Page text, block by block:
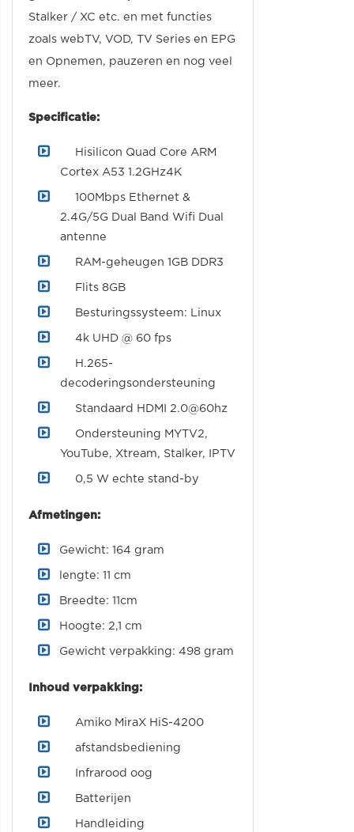
Stalker / XC etc. en met functies
zoals webTV, VOD, TV Series en EPG
en Opnemen, pauzeren en nog veel
meer.
Specificatie:
Hisilicon Quad Core ARM
Cortex A53 1.2GHz4K
100Mbps Ethernet &
2.4G/5G Dual Band Wifi Dual
antenne
RAM-geheugen 1GB DDR3
Flits 8GB
Besturingssysteem: Linux
4k UHD @ 60 fps
H.265-
decoderingsondersteuning
Standaard HDMI 2.0@60hz
Ondersteuning MYTV2,
YouTube, Xtream, Stalker, IPTV
0,5 W echte stand-by
Afmetingen:
Gewicht: 164 gram
lengte: 11 cm
Breedte: 11cm
Hoogte: 2,1 cm
Gewicht verpakking: 498 gram
Inhoud verpakking:
Amiko MiraX HiS-4200
afstandsbediening
Infrarood oog
Batterijen
Handleiding